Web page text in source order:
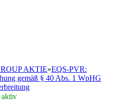
AKTIE»EQS-PVR:
gemäß § 40 Abs. 1 WpHG
aktiv